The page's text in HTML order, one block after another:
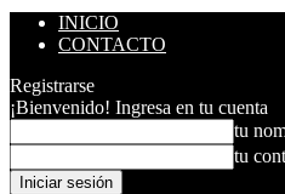
INICIO
CONTACTO
Registrarse
¡Bienvenido! Ingresa en tu cuenta
tu
tu